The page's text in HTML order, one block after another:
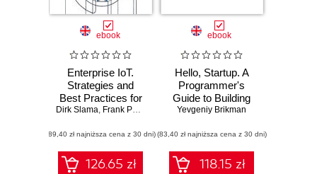
ebook
Enterprise IoT.
Strategies and
Best Practices for
Connected
Services
Dirk Slama, Frank Puhlmann Jim Morrish
(89,40 zł najniższa cena z 30 dni)
126.65 zł
ebook
Hello, Startup. A
Programmer's
Guide to Building
Products,
Teams
Yevgeniy Brikman
(83,40 zł najniższa cena z 30 dni)
118.15 zł